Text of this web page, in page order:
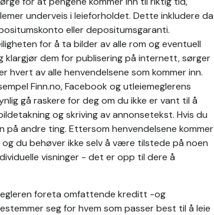
underveis i leieforholdet. Dette inkludere da
eller depositumsgaranti.
for å ta bilder av alle rom og eventuell
klargjør dem for publisering på internett, sørger
av alle henvendelsene som kommer inn.
Finn.no, Facebook og utleiemeglerens
gå raskere for deg om du ikke er vant til å
og skriving av annonsetekst. Hvis du
andre ting. Ettersom henvendelsene kommer
du behøver ikke selv å være tilstede på noen
visninger - det er opp til dere å
foreta omfattende kreditt -og
seg for hvem som passer best til å leie